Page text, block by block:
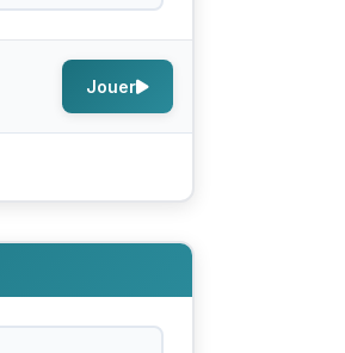
Jouer